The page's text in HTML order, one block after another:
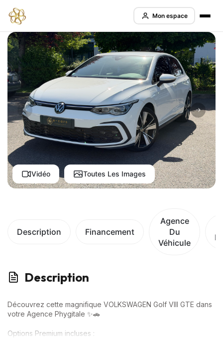
Mon espace
Vidéo Toutes Les Images
Description Financement
Agence
Du
Véhicule
Description
Découvrez cette magnifique VOLKSWAGEN Golf VIII GTE dans
votre Agence Phygitale ✨🚗
Options Premium incluses :